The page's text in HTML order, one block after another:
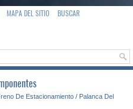
MAPA DEL SITIO BUSCAR
De Estacionamiento / Palanca Del